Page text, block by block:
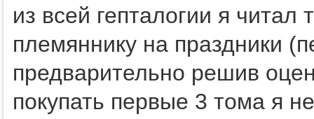
из всей гепталогии я
племяннику на праздники
предварительно решив
покупать первые 3 тома я